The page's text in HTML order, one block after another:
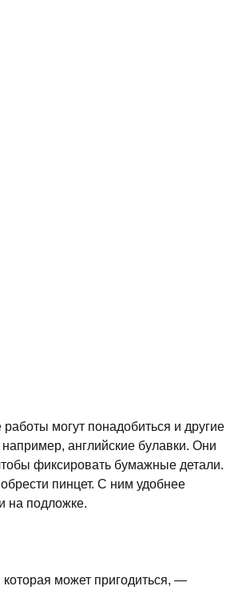
могут понадобиться и другие
английские булавки. Они
фиксировать бумажные детали.
пинцет. С ним удобнее
на подложке.
может пригодиться, —